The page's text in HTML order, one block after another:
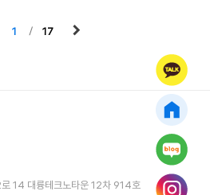
바일콜센터솔루션은 이 문제를
상황이 반복됩니다. 그렇다고 전화
고, 전화를 무시하자니 고객을 놓치는 것
합니다. AI 기반 전화비서서비스는 이
다.AI 전화비서서비스란 인공지능이 사람
를 받고, 고객의 문의를 파악해 적절한
공하거나 메모를 남겨주는 서비..
1 17
14 대륭테크노타운 12차 914호